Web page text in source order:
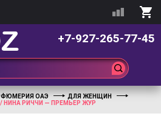
+7-927-265-77-45
ОАЭ
ДЛЯ ЖЕНЩИН
/ НИНА РИЧЧИ — ПРЕМЬЕР ЖУР